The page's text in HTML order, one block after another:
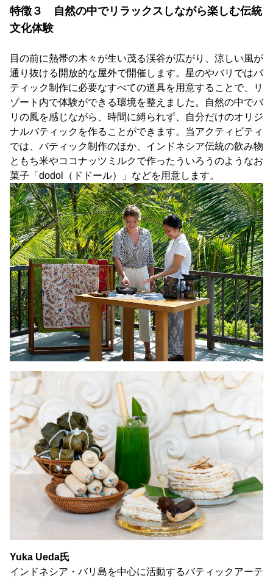
特徴３ 自然の中でリラックスしながら楽しむ伝統
文化体験
目の前に熱帯の木々が生い茂る渓谷が広がり、涼しい風が
通り抜ける開放的な屋外で開催します。星のやバリではバ
ティック制作に必要なすべての道具を用意することで、リ
ゾート内で体験ができる環境を整えました。自然の中でバ
リの風を感じながら、時間に縛られず、自分だけのオリジ
ナルバティックを作ることができます。当アクティビティ
では、バティック制作のほか、インドネシア伝統の飲み物
ともち米やココナッツミルクで作ったういろうのようなお
菓子「dodol（ドドール）」などを用意します。
Yuka Ueda氏
インドネシア・バリ島を中心に活動するバティックアーテ